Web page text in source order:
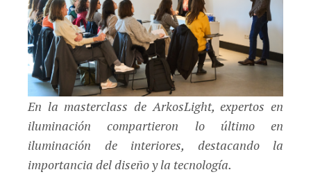
En la masterclass de ArkosLight, expertos en
iluminación compartieron lo último en
iluminación de interiores, destacando la
importancia del diseño y la tecnología.